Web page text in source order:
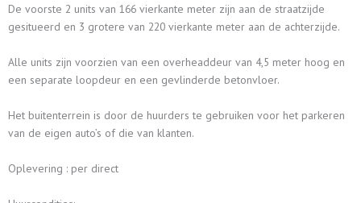
De voorste 2 units van 166 vierkante meter zijn aan de straatzijde
gesitueerd en 3 grotere van 220 vierkante meter aan de achterzijde.
Alle units zijn voorzien van een overheaddeur van 4,5 meter hoog en
een separate loopdeur en een gevlinderde betonvloer.
Het buitenterrein is door de huurders te gebruiken voor het parkeren
van de eigen auto’s of die van klanten.
Oplevering : per direct